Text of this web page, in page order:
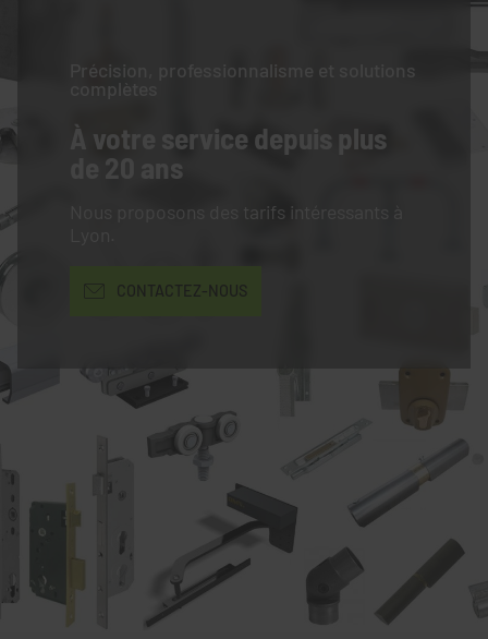
Précision, professionnalisme et solutions
complètes
À votre service depuis plus
de 20 ans
Nous proposons des tarifs intéressants à
CONTACTEZ-NOUS